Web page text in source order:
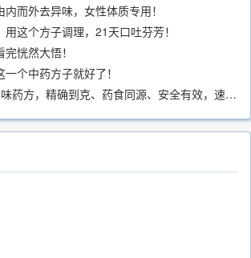
而外去异味，女性体质专用！
这个方子调理，21天口吐芬芳！
恍然大悟！
个中药方子就好了！
口臭的克星来了！9味药方，精确到克、药食同源、安全有效，速看！